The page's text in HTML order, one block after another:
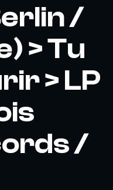
/
> Tu
> LP
/